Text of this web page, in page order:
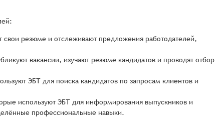
резюме и отслеживают предложения работодателей,
вакансии, изучают резюме кандидатов и проводят отбор
ЭБТ для поиска кандидатов по запросам клиентов и
используют ЭБТ для информирования выпускников и
профессиональные навыки.